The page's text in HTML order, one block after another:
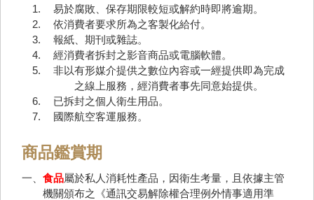
易於腐敗、保存期限較短或解約時即將逾期。
依消費者要求所為之客製化給付。
報紙、期刊或雜誌。
經消費者拆封之影音商品或電腦軟體。
非以有形媒介提供之數位內容或一經提供即為完成
之線上服務，經消費者事先同意始提供。
已拆封之個人衛生用品。
國際航空客運服務。
商品鑑賞期
一、 食品屬於私人消耗性產品，因衛生考量，且依據主管
機關頒布之《通訊交易解除權合理例外情事適用準